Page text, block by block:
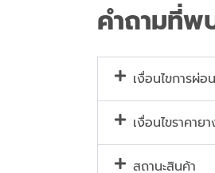
คำถามที่พ
เงื่อนไขการผ่อ
เงื่อนไขราคาย
สถานะสินค้า